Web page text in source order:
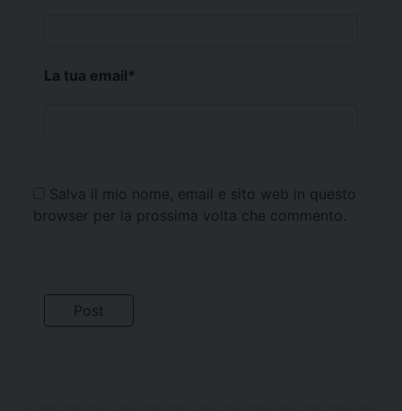
La tua email*
Salva il mio nome, email e sito web in questo
browser per la prossima volta che commento.